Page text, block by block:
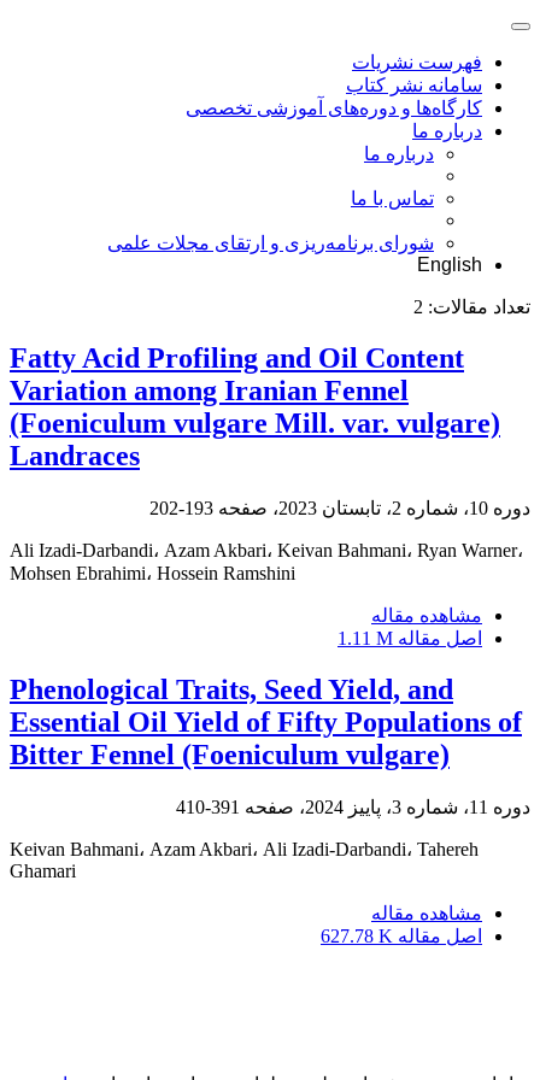
فهرست نشریات
سامانه نشر کتاب
کارگاه‌ها و دوره‌های آموزشی تخصصی
درباره ما
درباره ما
تماس با ما
شورای برنامه‌ریزی و ارتقای مجلات علمی
English
تعداد مقالات: 2
Fatty Acid Profiling and Oil Content
Variation among Iranian Fennel
(Foeniculum vulgare Mill. var. vulgare)
Landraces
دوره 10، شماره 2، تابستان 2023، صفحه 193-202
Ali Izadi-Darbandi، Azam Akbari، Keivan Bahmani، Ryan Warner،
Mohsen Ebrahimi، Hossein Ramshini
مشاهده مقاله
اصل مقاله 1.11 M
Phenological Traits, Seed Yield, and
Essential Oil Yield of Fifty Populations of
Bitter Fennel (Foeniculum vulgare)
دوره 11، شماره 3، پاییز 2024، صفحه 391-410
Keivan Bahmani، Azam Akbari، Ali Izadi-Darbandi، Tahereh
Ghamari
مشاهده مقاله
اصل مقاله 627.78 K